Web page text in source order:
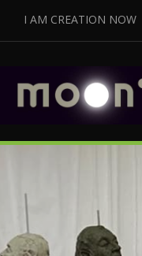
I AM CREATION NOW